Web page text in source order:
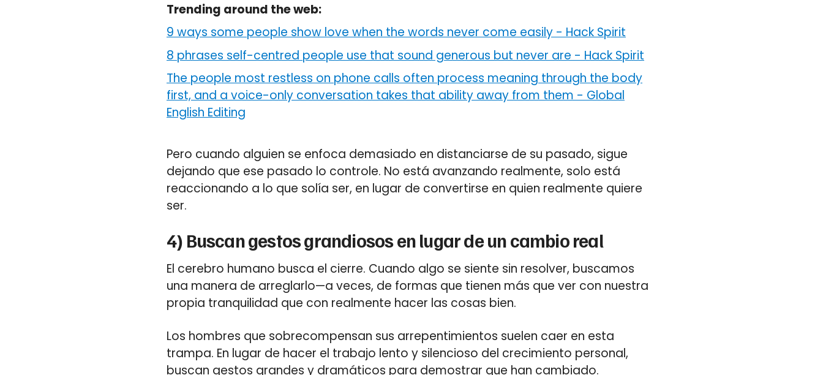
Trending around the web:
9 ways some people show love when the words never come easily - Hack Spirit
8 phrases self-centred people use that sound generous but never are - Hack Spirit
The people most restless on phone calls often process meaning through the body
first, and a voice-only conversation takes that ability away from them - Global
English Editing
Pero cuando alguien se enfoca demasiado en distanciarse de su pasado, sigue
dejando que ese pasado lo controle. No está avanzando realmente, solo está
reaccionando a lo que solía ser, en lugar de convertirse en quien realmente quiere
ser.
4) Buscan gestos grandiosos en lugar de un cambio real
El cerebro humano busca el cierre. Cuando algo se siente sin resolver, buscamos
una manera de arreglarlo—a veces, de formas que tienen más que ver con nuestra
propia tranquilidad que con realmente hacer las cosas bien.
Los hombres que sobrecompensan sus arrepentimientos suelen caer en esta
trampa. En lugar de hacer el trabajo lento y silencioso del crecimiento personal,
buscan gestos grandes y dramáticos para demostrar que han cambiado.